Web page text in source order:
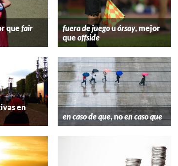
quefair
fuera de juegouórsay, mejor
queoffside
en
en caso de que, noen caso que